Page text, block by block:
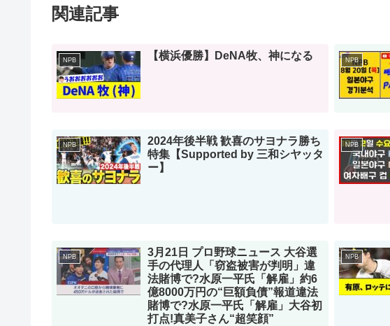
関連記事
NPB 【横浜優勝】DeNA牧、神になる NPB
NPB
2024年後半戦 歓喜のサヨナラ勝ち
特集【Supported by 三和シヤッタ
ー】
NPB
NPB
3月21日 プロ野球ニュース 大谷選
手の代理人「窃盗被害が判明」違
法賭博で?水原一平氏「解雇」約6
億8000万円の“巨額負債”報道違法
賭博で?水原一平氏「解雇」大谷初
打点!真美子さん“超笑顔”
NPB